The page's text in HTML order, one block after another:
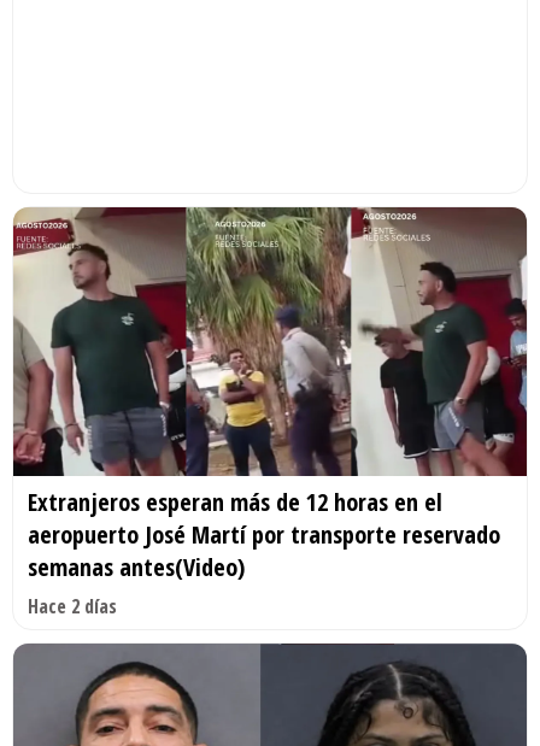
Extranjeros esperan más de 12 horas en el
aeropuerto José Martí por transporte reservado
semanas antes(Video)
Hace 2 días